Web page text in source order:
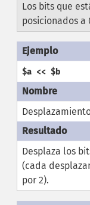
Los bits que
posicionados a
$a << $b
Desplaza los
(cada
por 2).